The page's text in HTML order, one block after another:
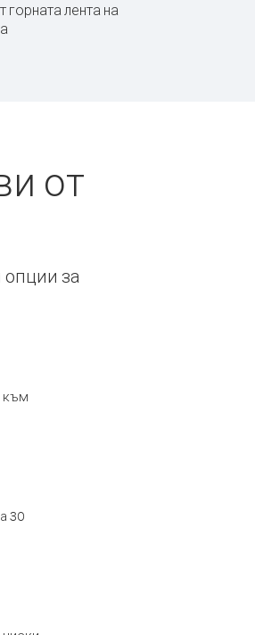
горната лента на
от
опции за
към
30